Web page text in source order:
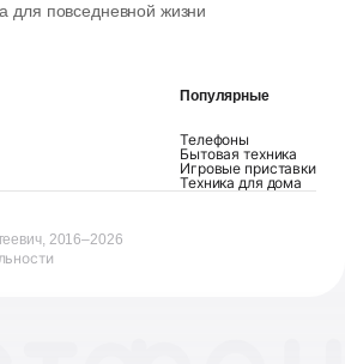
для повседневной жизни
Популярные
Телефоны
Бытовая техника
Игровые приставки
Техника для дома
2016–2026